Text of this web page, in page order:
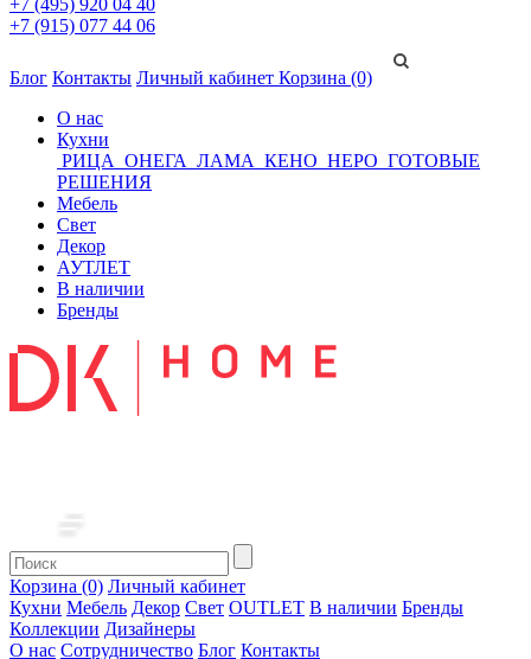
+7 (915) 077 44 06
Блог Контакты Личный кабинет Корзина (0)
О нас
Кухни
РИЦА ОНЕГА ЛАМА КЕНО НЕРО ГОТОВЫЕ
РЕШЕНИЯ
Мебель
Свет
Декор
АУТЛЕТ
В наличии
Бренды
Корзина (0) Личный кабинет
Кухни Мебель Декор Свет OUTLET В наличии Бренды
Коллекции Дизайнеры
О нас Сотрудничество Блог Контакты